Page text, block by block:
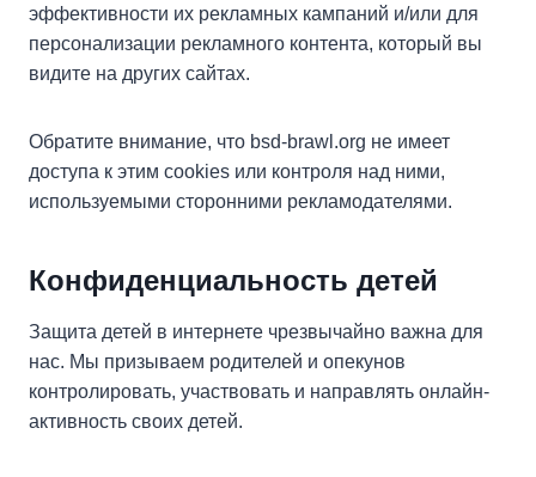
эффективности их рекламных кампаний и/или для
персонализации рекламного контента, который вы
видите на других сайтах.
Обратите внимание, что bsd-brawl.org не имеет
доступа к этим cookies или контроля над ними,
используемыми сторонними рекламодателями.
Конфиденциальность детей
Защита детей в интернете чрезвычайно важна для
нас. Мы призываем родителей и опекунов
контролировать, участвовать и направлять онлайн-
активность своих детей.